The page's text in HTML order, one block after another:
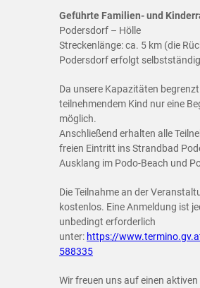
Geführte Familien- und
Podersdorf – Hölle
Streckenlänge: ca. 5 km (die
Podersdorf erfolgt
Da unsere Kapazitäten
teilnehmendem Kind nur eine
möglich.
Anschließend erhalten alle
freien Eintritt ins Strandbad
Ausklang im Podo-Beach und
Die Teilnahme an der
kostenlos. Eine Anmeldung ist
unbedingt erforderlich
unter: https://
588335
Wir freuen uns auf einen aktiven